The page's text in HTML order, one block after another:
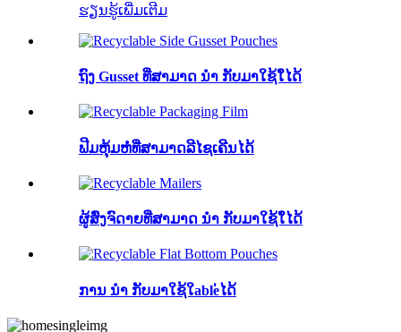
ຮຽນຮູ້ເພີ່ມເຕີມ
ຖົງ Gusset ທີ່ສາມາດ ນຳ ກັບມາໃຊ້ໃ່ໄດ້
ຟີມຫຸ້ມຫໍ່ທີ່ສາມາດລີໄຊເຄີນໄດ້
ຜູ້ສົ່ງຈົດາຍທີ່ສາມາດ ນຳ ກັບມາໃຊ້ໃ່ໄດ້
ການ ນຳ ກັບມາໃຊ້ໃable່ໄດ້